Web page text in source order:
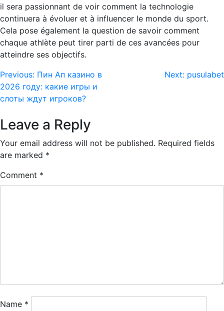
il sera passionnant de voir comment la technologie
continuera à évoluer et à influencer le monde du sport.
Cela pose également la question de savoir comment
chaque athlète peut tirer parti de ces avancées pour
atteindre ses objectifs.
Post
navigation
Previous: Пин Ап казино в
2026 году: какие игры и
слоты ждут игроков?
Next: pusulabet
Leave a Reply
Your email address will not be published. Required fields
are marked *
Comment *
Name *